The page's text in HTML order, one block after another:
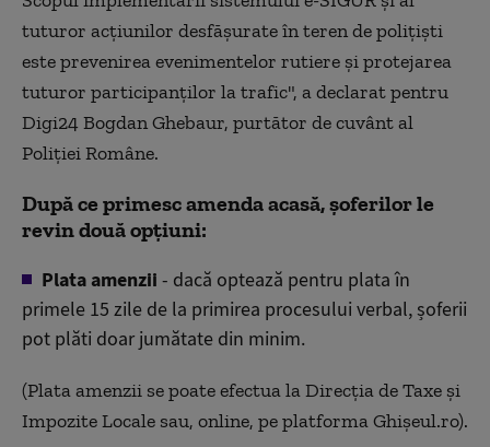
tuturor acțiunilor desfășurate în teren de polițiști
este prevenirea evenimentelor rutiere și protejarea
tuturor participanților la trafic", a declarat pentru
Digi24 Bogdan Ghebaur, purtător de cuvânt al
Poliției Române.
După ce primesc amenda acasă, șoferilor le
revin două opțiuni:
Plata amenzii - dacă optează pentru plata în
primele 15 zile de la primirea procesului verbal, șoferii
pot plăti doar jumătate din minim.
(Plata amenzii se poate efectua la Direcția de Taxe și
Impozite Locale sau, online, pe platforma Ghișeul.ro).